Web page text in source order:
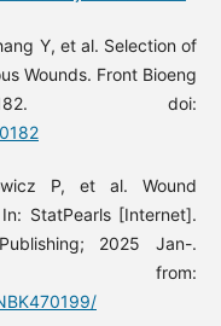
Y, et al. Selection of
Wounds. Front Bioeng
doi:
P, et al. Wound
StatPearls [Internet].
2025 Jan-.
from: